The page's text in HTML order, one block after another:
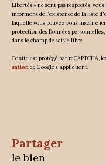
Libertés » ne sont pas respectés,
informons de l’existence de la liste
laquelle vous pouvez vous inscrire ici
protection des Données
dans le champ de saisie libre.
Ce site est protégé par reCAPTCHA,
sation de Google s'appliquent.
partager
le bien